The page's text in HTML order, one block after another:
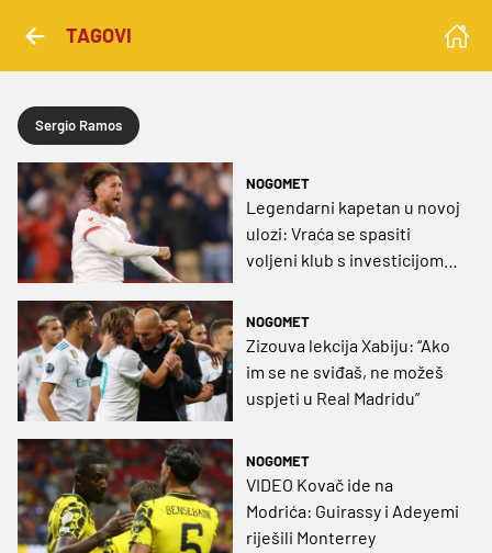
TAGOVI
Sergio Ramos
NOGOMET
Legendarni kapetan u novoj
ulozi: Vraća se spasiti
voljeni klub s investicijom
NOGOMET
Zizouva lekcija Xabiju: “Ako
im se ne sviđaš, ne možeš
uspjeti u Real Madridu”
NOGOMET
VIDEO Kovač ide na
Modrića: Guirassy i Adeyemi
riješili Monterrey